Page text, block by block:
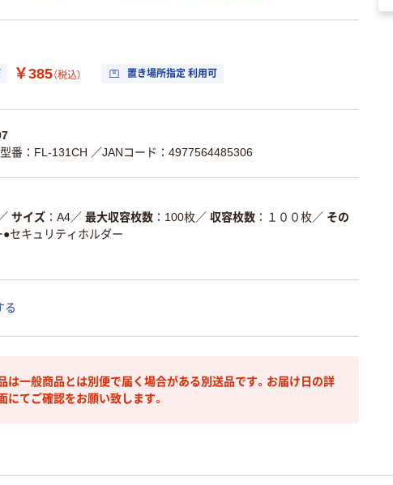
￥385（税込） 置き場所指定 利用可
型番：FL-131CH ／JANコード：4977564485306
／ サイズ A4／ 最大収容枚数 100枚／ 収容枚数 １００枚／ その
セキュリティホルダー
る
は一般商品とは別便で届く場合がある別送品です。お届け日の詳
にてご確認をお願い致します。